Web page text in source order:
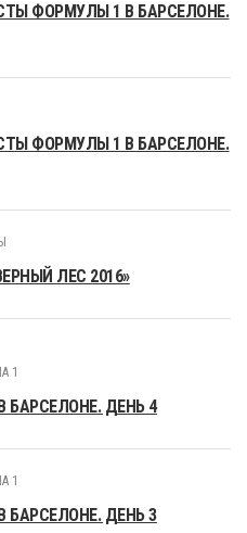
ФОРМУЛЫ 1 В БАРСЕЛОНЕ.
ФОРМУЛЫ 1 В БАРСЕЛОНЕ.
ЛЕС 2016»
1
БАРСЕЛОНЕ. ДЕНЬ 4
1
БАРСЕЛОНЕ. ДЕНЬ 3